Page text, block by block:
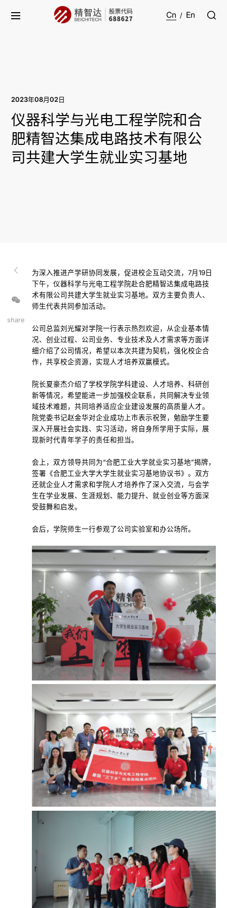
Cn / En
2023年08月02日
仪器科学与光电工程学院和合
肥精智达集成电路技术有限公
司共建大学生就业实习基地
share
为深入推进产学研协同发展，促进校企互动交流，7月19日
下午，仪器科学与光电工程学院赴合肥精智达集成电路技
术有限公司共建大学生就业实习基地。双方主要负责人、
师生代表共同参加活动。
公司总监刘光耀对学院一行表示热烈欢迎，从企业基本情
况、创业过程、公司业务、专业技术及人才需求等方面详
细介绍了公司情况，希望以本次共建为契机，强化校企合
作，共享校企资源，实现人才培养双赢模式。
院长夏豪杰介绍了学校学院学科建设、人才培养、科研创
新等情况，希望能进一步加强校企联系，共同解决专业领
域技术难题，共同培养适应企业建设发展的高质量人才。
院党委书记赵金华对企业成功上市表示祝贺，勉励学生要
深入开展社会实践、实习活动，将自身所学用于实际，展
现新时代青年学子的责任和担当。
会上，双方领导共同为“合肥工业大学就业实习基地”揭牌，
签署《合肥工业大学大学生就业实习基地协议书》。双方
还就企业人才需求和学院人才培养作了深入交流，与会学
生在学业发展、生涯规划、能力提升、就业创业等方面深
受鼓舞和启发。
会后，学院师生一行参观了公司实验室和办公场所。